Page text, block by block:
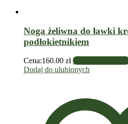
Noga żeliwna do ławki
podłokietnikiem
Cena:160.00 zł Dodaj do
Dodaj do ulubionych